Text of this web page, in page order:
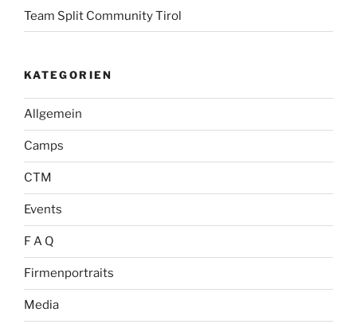
Team Split Community Tirol
KATEGORIEN
Allgemein
Camps
CTM
Events
F A Q
Firmenportraits
Media